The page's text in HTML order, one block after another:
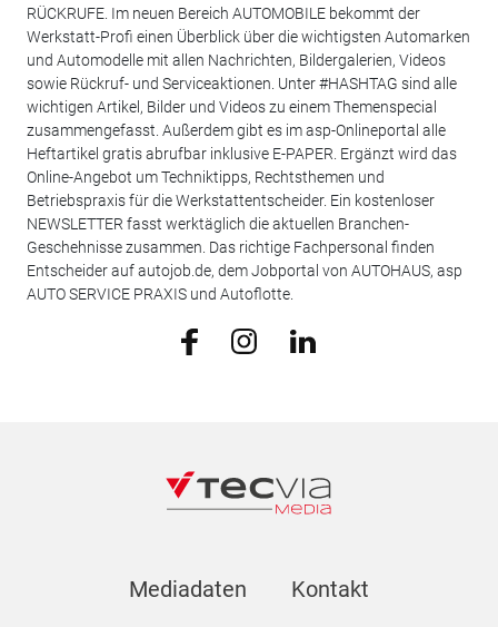
RÜCKRUFE. Im neuen Bereich AUTOMOBILE bekommt der
Werkstatt-Profi einen Überblick über die wichtigsten Automarken
und Automodelle mit allen Nachrichten, Bildergalerien, Videos
sowie Rückruf- und Serviceaktionen. Unter #HASHTAG sind alle
wichtigen Artikel, Bilder und Videos zu einem Themenspecial
zusammengefasst. Außerdem gibt es im asp-Onlineportal alle
Heftartikel gratis abrufbar inklusive E-PAPER. Ergänzt wird das
Online-Angebot um Techniktipps, Rechtsthemen und
Betriebspraxis für die Werkstattentscheider. Ein kostenloser
NEWSLETTER fasst werktäglich die aktuellen Branchen-
Geschehnisse zusammen. Das richtige Fachpersonal finden
Entscheider auf autojob.de, dem Jobportal von AUTOHAUS, asp
AUTO SERVICE PRAXIS und Autoflotte.
Mediadaten Kontakt